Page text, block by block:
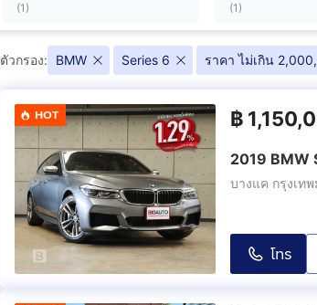
(1 ) (1 )
ตัวกรอง: BMW Series 6 ราคา ไม่เกิน
HOT ฿
2019 BMW
บางแค กรุงเท
โทร